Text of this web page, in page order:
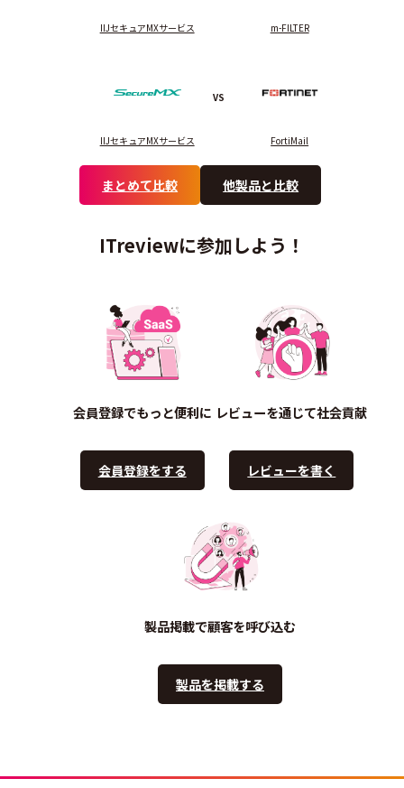
IIJセキュアMXサービス m-FILTER
IIJセキュアMXサービス
VS
FortiMail
まとめて比較 他製品と比較
ITreviewに参加しよう！
会員登録でもっと便利に
会員登録をする
レビューを通じて社会貢献
レビューを書く
製品掲載で顧客を呼び込む
製品を掲載する